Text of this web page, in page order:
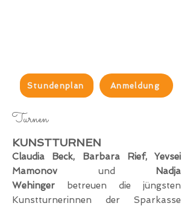
Stundenplan Anmeldung
Turnen
KUNSTTURNEN
Claudia Beck, Barbara Rief, Yevsei
Mamonov und Nadja
Wehinger
betreuen die jüngsten
Kunstturnerinnen der Sparkasse